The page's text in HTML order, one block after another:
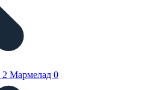
2 Мармелад 0